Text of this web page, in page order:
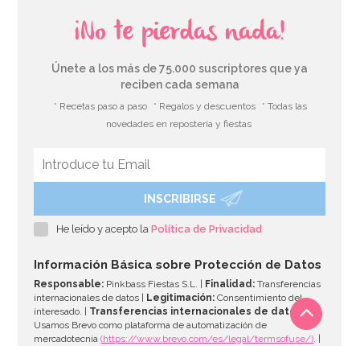
¡No te pierdas nada!
Únete a los más de 75.000 suscriptores que ya
reciben cada semana
* Recetas paso a paso * Regalos y descuentos
* Todas las
novedades en repostería y fiestas
INSCRIBIRSE
He leído y acepto laPolítica de Privacidad
Información Básica sobre Protección de Datos
Responsable: Pinkbass Fiestas S.L. | Finalidad: Transferencias
internacionales de datos |
Legitimación: Consentimiento del
interesado. | Transferencias internacionales de datos:
Usamos Brevo como plataforma de automatización de
mercadotecnia(https://www.brevo.com/es/legal/termsofuse/). |